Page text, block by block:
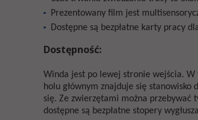
Prezentowany film jest
Dostępne są bezpłatne karty pracy
Dostępność:
Winda jest po lewej stronie wejścia.
holu głównym znajduje się
się. Ze zwierzętami można przebywać
dostępne są bezpłatne stopery